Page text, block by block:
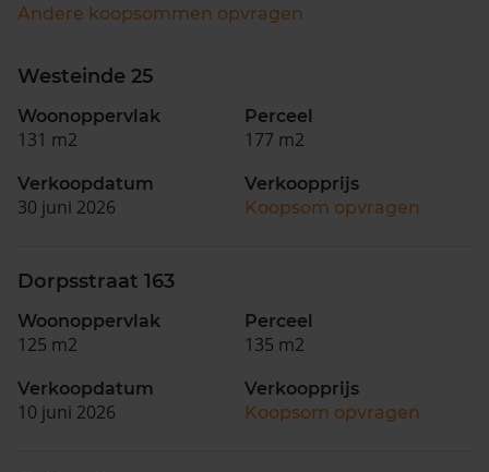
Andere koopsommen opvragen
Westeinde 25
Woonoppervlak
131 m2
Perceel
177 m2
Verkoopdatum
30 juni 2026
Verkoopprijs
Koopsom opvragen
Dorpsstraat 163
Woonoppervlak
125 m2
Perceel
135 m2
Verkoopdatum
10 juni 2026
Verkoopprijs
Koopsom opvragen